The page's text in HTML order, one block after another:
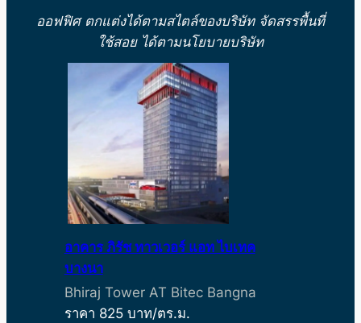
ออฟฟิศ ตกแต่งได้ตามสไตล์ของบริษัท จัดสรรพื้นที่
ใช้สอย ได้ตามนโยบายบริษัท
อาคาร ภิรัช ทาวเวอร์ แอท ไบเทค
บางนา
Bhiraj Tower AT Bitec Bangna
ราคา 825 บาท/ตร.ม.